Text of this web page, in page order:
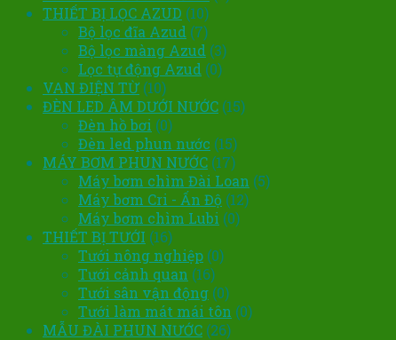
THIẾT BỊ LỌC AZUD (10)
Bộ lọc đĩa Azud (7)
Bộ lọc màng Azud (3)
Lọc tự động Azud (0)
VAN ĐIỆN TỪ (10)
ĐÈN LED ÂM DƯỚI NƯỚC (15)
Đèn hồ bơi (0)
Đèn led phun nước (15)
MÁY BƠM PHUN NƯỚC (17)
Máy bơm chìm Đài Loan (5)
Máy bơm Cri - Ấn Độ (12)
Máy bơm chìm Lubi (0)
THIẾT BỊ TƯỚI (16)
Tưới nông nghiệp (0)
Tưới cảnh quan (16)
Tưới sân vận động (0)
Tưới làm mát mái tôn (0)
MẪU ĐÀI PHUN NƯỚC (26)